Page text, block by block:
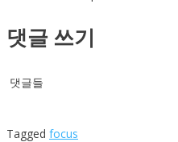
댓글 쓰기
댓글들
Tagged focus